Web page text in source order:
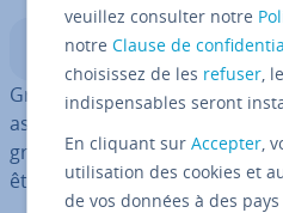
Sommaire
Grâce à lacommande Linux«
assigner un nouveau
groupes aux fichiers ou
être ajustée grâce à
veuillez consulter notre
notreClause de
choisissez de les refuser,
indispensables seront
En cliquant surAccepter,
utilisation des cookies et
de vos données à des